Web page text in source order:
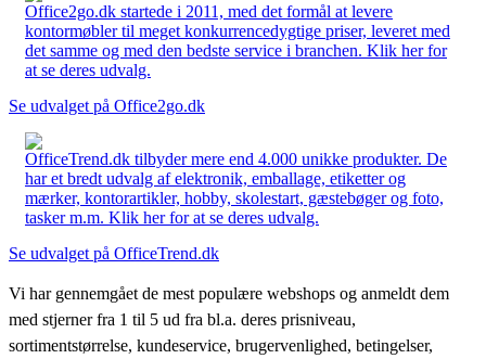
Office2go.dk startede i 2011, med det formål at levere
kontormøbler til meget konkurrencedygtige priser, leveret med
det samme og med den bedste service i branchen. Klik her for
at se deres udvalg.
Se udvalget på Office2go.dk
OfficeTrend.dk tilbyder mere end 4.000 unikke produkter. De
har et bredt udvalg af elektronik, emballage, etiketter og
mærker, kontorartikler, hobby, skolestart, gæstebøger og foto,
tasker m.m. Klik her for at se deres udvalg.
Se udvalget på OfficeTrend.dk
Vi har gennemgået de mest populære webshops og anmeldt dem
med stjerner fra 1 til 5 ud fra bl.a. deres prisniveau,
sortimentstørrelse, kundeservice, brugervenlighed, betingelser,